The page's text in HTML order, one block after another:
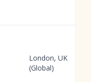
London, UK
(Global)